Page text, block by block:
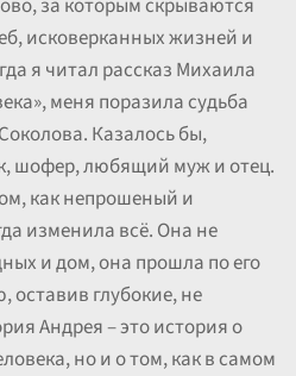
за которым скрываются
исковерканных жизней и
я читал рассказ Михаила
меня поразила судьба
Казалось бы,
шофер, любящий муж и отец.
как непрошеный и
изменила всё. Она не
и дом, она прошла по его
оставив глубокие, не
Андрея – это история о
но и о том, как в самом